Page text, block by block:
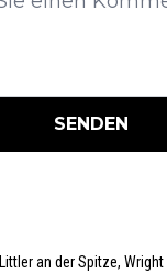
SENDEN
Littler an der Spitze,